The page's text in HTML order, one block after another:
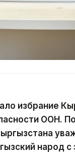
избрание
ООН.
народ с